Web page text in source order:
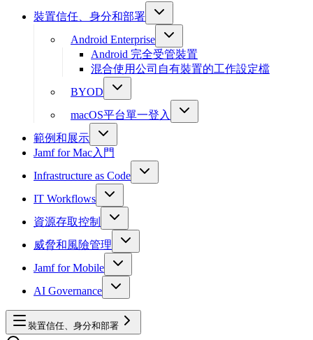
裝置信任、身分和部署
Android Enterprise
Android 完全受管裝置
混合使用公司自有裝置的工作設定檔
BYOD
macOS平台單一登入
範例和展示
Jamf for Mac入門
Infrastructure as Code
IT Workflows
資源存取控制
威脅和風險管理
Jamf for Mobile
AI Governance
裝置信任、身分和部署